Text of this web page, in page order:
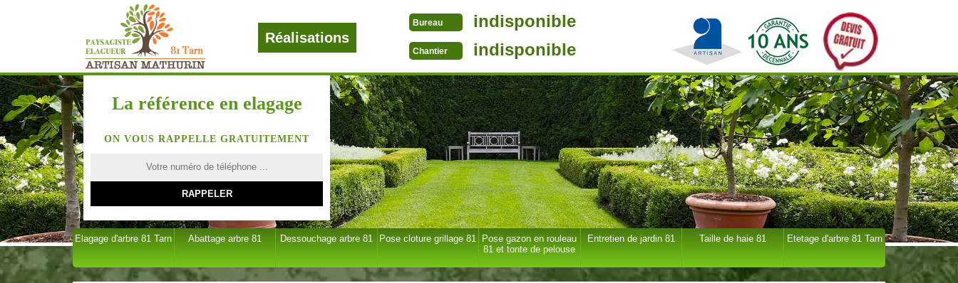
Réalisations
Bureau indisponible
Chantier indisponible
La référence en elagage
ON VOUS RAPPELLE GRATUITEMENT
Elagage d'arbre 81 Tarn Abattage arbre 81 Dessouchage arbre 81 Pose cloture grillage 81
Pose gazon en rouleau
81 et tonte de pelouse
Entretien de jardin 81 Taille de haie 81 Etetage d'arbre 81 Tarn